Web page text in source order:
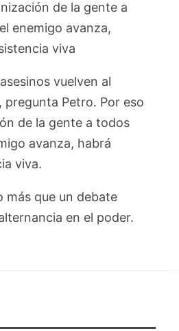
de la gente a
enemigo avanza,
viva
vuelven al
pregunta Petro. Por eso
de la gente a todos
avanza, habrá
viva.
más que un debate
en el poder.